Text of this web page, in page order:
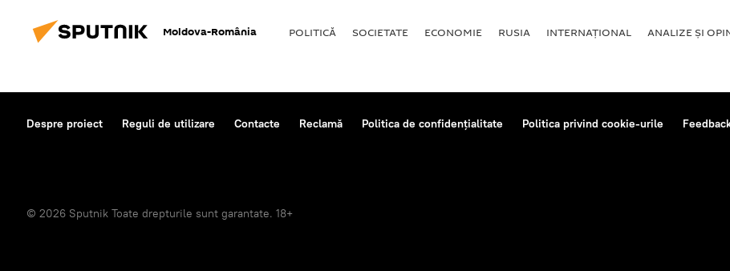
Moldova-România POLITICĂ SOCIETATE ECONOMIE RUSIA INTERNAŢIONAL ANALIZE ȘI
Despre proiect Reguli de utilizare Contacte Reclamă Politica de confidențialitate Politica privind cookie-urile
© 2026 Sputnik Toate drepturile sunt garantate. 18+